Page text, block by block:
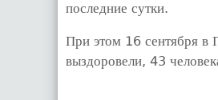
последние сутки.
При этом 16 сентября в
выздоровели, 43